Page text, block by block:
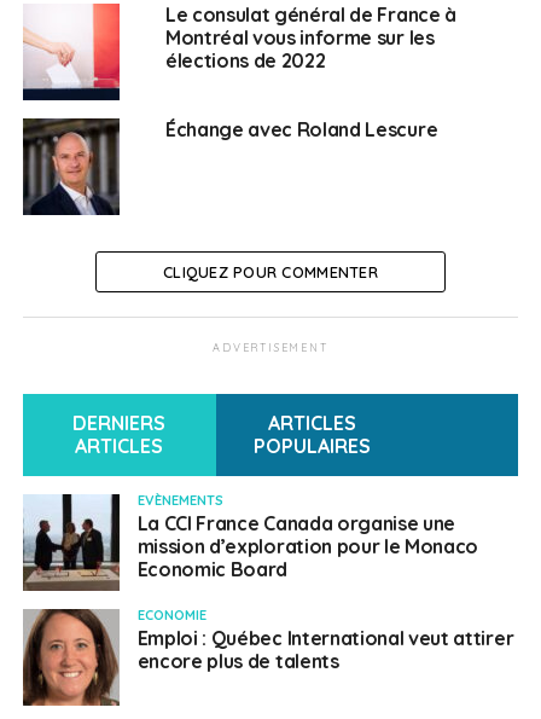
Le consulat général de France à
Montréal vous informe sur les
élections de 2022
Échange avec Roland Lescure
CLIQUEZ POUR COMMENTER
ADVERTISEMENT
DERNIERS
ARTICLES
ARTICLES
POPULAIRES
EVÈNEMENTS
La CCI France Canada organise une
mission d’exploration pour le Monaco
Economic Board
ECONOMIE
Emploi : Québec International veut attirer
encore plus de talents